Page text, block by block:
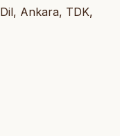
Ankara, TDK,